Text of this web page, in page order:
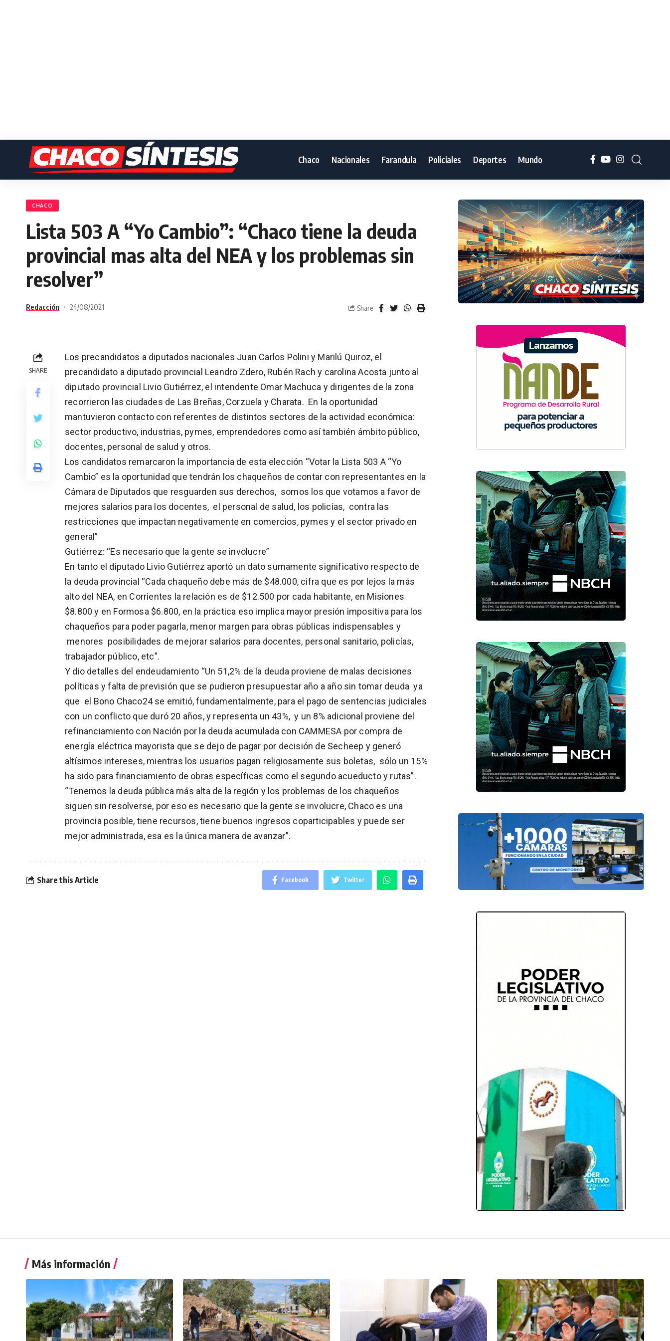
Chaco Nacionales Farandula Policiales Deportes Mundo
CHACO
Lista 503 A “Yo Cambio”: “Chaco tiene la deuda
provincial mas alta del NEA y los problemas sin
resolver”
Redacción 24/08/2021 Share
SHARE
Los precandidatos a diputados nacionales Juan Carlos Polini y Marilú Quiroz, el
precandidato a diputado provincial Leandro Zdero, Rubén Rach y carolina Acosta junto al
diputado provincial Livio Gutiérrez, el intendente Omar Machuca y dirigentes de la zona
recorrieron las ciudades de Las Breñas, Corzuela y Charata. En la oportunidad
mantuvieron contacto con referentes de distintos sectores de la actividad económica:
sector productivo, industrias, pymes, emprendedores como así también ámbito público,
docentes, personal de salud y otros.
Los candidatos remarcaron la importancia de esta elección “Votar la Lista 503 A “Yo
Cambio” es la oportunidad que tendrán los chaqueños de contar con representantes en la
Cámara de Diputados que resguarden sus derechos, somos los que votamos a favor de
mejores salarios para los docentes, el personal de salud, los policías, contra las
restricciones que impactan negativamente en comercios, pymes y el sector privado en
general”
Gutiérrez: “Es necesario que la gente se involucre”
En tanto el diputado Livio Gutiérrez aportó un dato sumamente significativo respecto de
la deuda provincial “Cada chaqueño debe más de $48.000, cifra que es por lejos la más
alto del NEA, en Corrientes la relación es de $12.500 por cada habitante, en Misiones
$8.800 y en Formosa $6.800, en la práctica eso implica mayor presión impositiva para los
chaqueños para poder pagarla, menor margen para obras públicas indispensables y
menores posibilidades de mejorar salarios para docentes, personal sanitario, policías,
trabajador público, etc”.
Y dio detalles del endeudamiento “Un 51,2% de la deuda proviene de malas decisiones
políticas y falta de previsión que se pudieron presupuestar año a año sin tomar deuda ya
que el Bono Chaco24 se emitió, fundamentalmente, para el pago de sentencias judiciales
con un conflicto que duró 20 años, y representa un 43%, y un 8% adicional proviene del
refinanciamiento con Nación por la deuda acumulada con CAMMESA por compra de
energía eléctrica mayorista que se dejo de pagar por decisión de Secheep y generó
altísimos intereses, mientras los usuarios pagan religiosamente sus boletas, sólo un 15%
ha sido para financiamiento de obras específicas como el segundo acueducto y rutas”.
“Tenemos la deuda pública más alta de la región y los problemas de los chaqueños
siguen sin resolverse, por eso es necesario que la gente se involucre, Chaco es una
provincia posible, tiene recursos, tiene buenos ingresos coparticipables y puede ser
mejor administrada, esa es la única manera de avanzar”.
Share this Article Facebook Twitter
Más información